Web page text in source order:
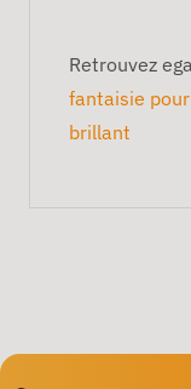
Retrouvez
fantaisie
brillant